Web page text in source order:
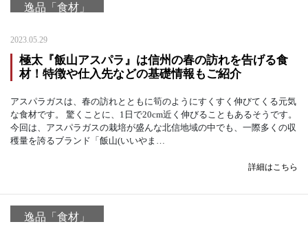
逸品「食材」
2023.05.29
極太『飯山アスパラ』は信州の春の訪れを告げる食
材！特徴や仕入先などの基礎情報もご紹介
アスパラガスは、春の訪れとともに筍のようにすくすく伸びてくる元気
な食材です。 驚くことに、1日で20cm近く伸びることもあるそうです。
今回は、アスパラガスの栽培が盛んな北信地域の中でも、一際多くの収
穫量を誇るブランド「飯山(いいやま…
詳細はこちら
逸品「食材」